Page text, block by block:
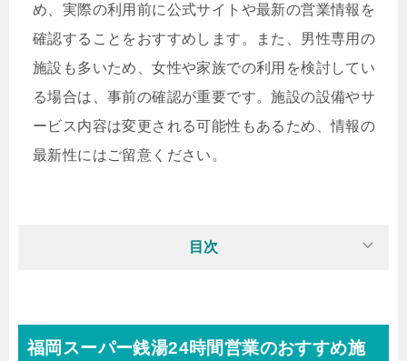
め、実際の利用前に公式サイトや最新の営業情報を
確認することをおすすめします。また、男性専用の
施設も多いため、女性や家族での利用を検討してい
る場合は、事前の確認が重要です。施設の設備やサ
ービス内容は変更される可能性もあるため、情報の
最新性にはご留意ください。
目次
福岡スーパー銭湯24時間営業のおすすめ施